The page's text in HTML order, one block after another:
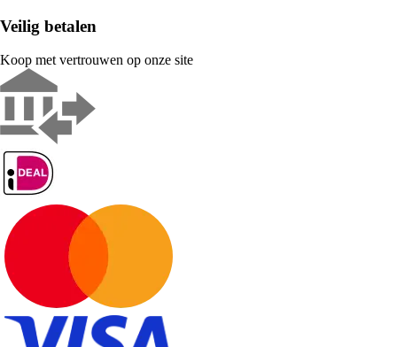
Veilig betalen
Koop met vertrouwen op onze site